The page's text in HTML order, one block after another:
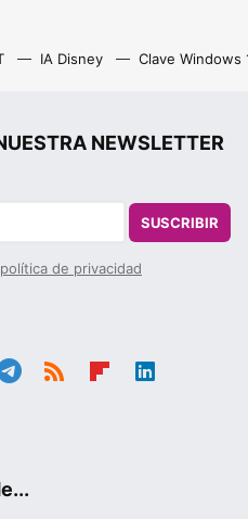
IA Disney Clave Windows
NEWSLETTER
SUSCRIBIR
política de privacidad